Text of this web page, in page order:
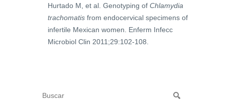
Hurtado M, et al. Genotyping of Chlamydia
trachomatis from endocervical specimens of
infertile Mexican women. Enferm Infecc
Microbiol Clin 2011;29:102-108.